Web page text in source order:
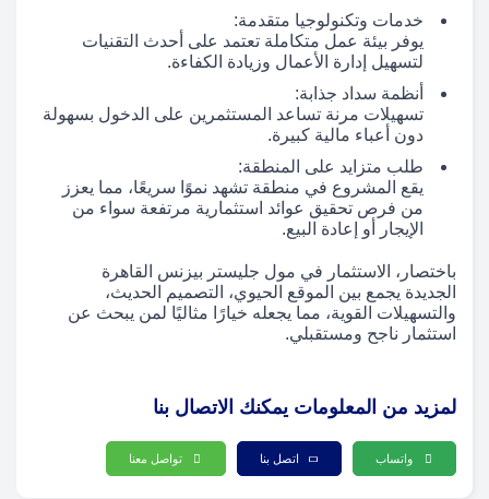
خدمات وتكنولوجيا متقدمة:
يوفر بيئة عمل متكاملة تعتمد على أحدث التقنيات
لتسهيل إدارة الأعمال وزيادة الكفاءة.
أنظمة سداد جذابة:
تسهيلات مرنة تساعد المستثمرين على الدخول بسهولة
دون أعباء مالية كبيرة.
طلب متزايد على المنطقة:
يقع المشروع في منطقة تشهد نموًا سريعًا، مما يعزز
من فرص تحقيق عوائد استثمارية مرتفعة سواء من
الإيجار أو إعادة البيع.
باختصار، الاستثمار في مول جليستر بيزنس القاهرة
الجديدة يجمع بين الموقع الحيوي، التصميم الحديث،
والتسهيلات القوية، مما يجعله خيارًا مثاليًا لمن يبحث عن
استثمار ناجح ومستقبلي.
لمزيد من المعلومات يمكنك الاتصال بنا
واتساب اتصل بنا تواصل معنا